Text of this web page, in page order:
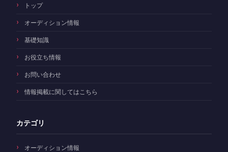
トップ
オーディション情報
基礎知識
お役立ち情報
お問い合わせ
情報掲載に関してはこちら
カテゴリ
オーディション情報